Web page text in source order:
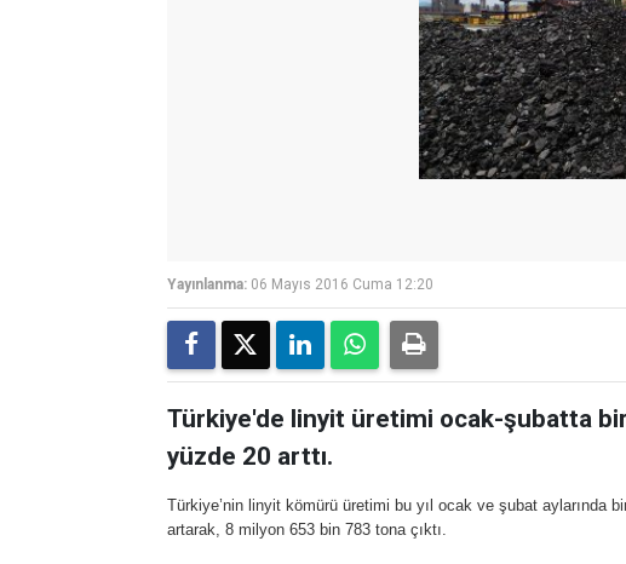
Yayınlanma: 06 Mayıs 2016 Cuma 12:20
Türkiye'de linyit üretimi ocak-şubatta bir
yüzde 20 arttı.
Türkiye’nin linyit kömürü üretimi bu yıl ocak ve şubat aylarında
artarak, 8 milyon 653 bin 783 tona çıktı.